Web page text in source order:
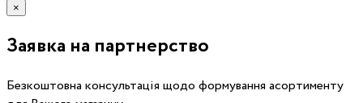
×
Заявка на партнерство
Безкоштовна консультація щодо формування асортименту